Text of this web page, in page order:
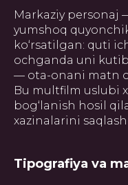
Markaziy personaj
yumshoq
ko‘rsatilgan: quti
ochganda uni
— ota-onani matn
Bu multfilm uslubi
bog‘lanish hosil
xazinalarini
Tipografiya va